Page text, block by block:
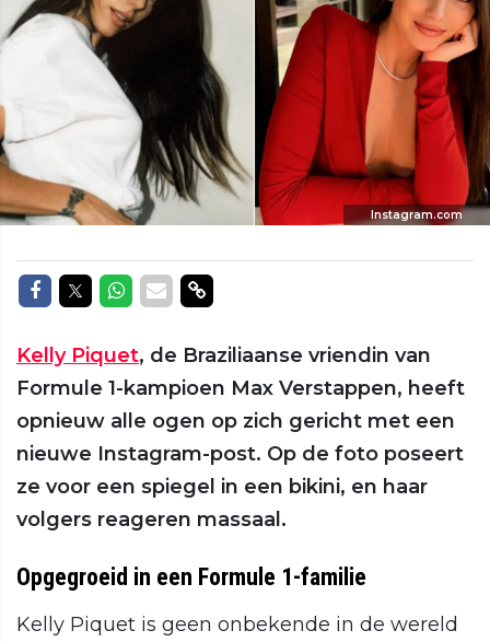
Instagram.com
Delen op Facebook
Delen op Twitter
Delen op Whatsapp
Delen via Mail
Delen via link
Kelly Piquet, de Braziliaanse vriendin van
Formule 1-kampioen Max Verstappen, heeft
opnieuw alle ogen op zich gericht met een
nieuwe Instagram-post. Op de foto poseert
ze voor een spiegel in een bikini, en haar
volgers reageren massaal.
Opgegroeid in een Formule 1-familie
Kelly Piquet is geen onbekende in de wereld